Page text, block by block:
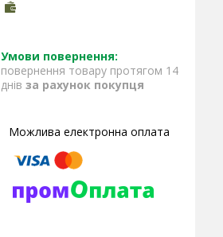
повернення товару протягом 14
днів за рахунок покупця